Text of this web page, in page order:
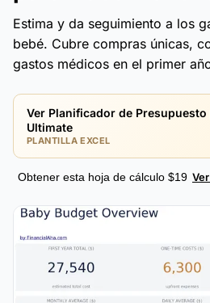
Estima y da seguimiento a los
bebé. Cubre compras únicas,
gastos médicos en el primer
Ver Planificador de Presupuesto
Ultimate
PLANTILLA EXCEL
Obtener esta hoja de cálculo $19